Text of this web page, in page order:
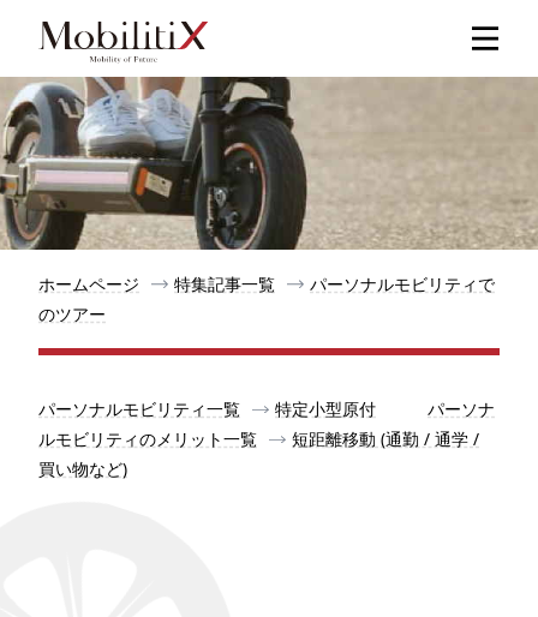
人気記事
特集記事
モビリティ
メリット
ホームページ 特集記事一覧
パーソナルモビリティで
のツアー
パーソナルモビリティ一覧 特定小型原付
パーソナ
ルモビリティのメリット一覧
短距離移動 (通勤 / 通学 /
買い物など)